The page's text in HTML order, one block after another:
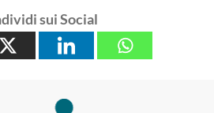
sui Social